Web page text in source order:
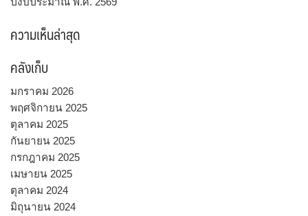
ความเห็นล่าสุด
คลังเก็บ
มกราคม 2026
พฤศจิกายน 2025
ตุลาคม 2025
กันยายน 2025
กรกฎาคม 2025
เมษายน 2025
ตุลาคม 2024
มิถุนายน 2024